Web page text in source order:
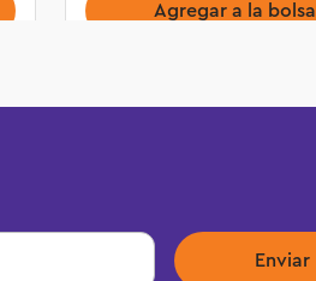
Agregar a la bolsa
Enviar